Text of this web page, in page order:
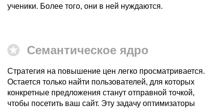
ученики. Более того, они в ней нуждаются.
Семантическое ядро
Стратегия на повышение цен легко просматривается.
Остается только найти пользователей, для которых
конкретные предложения станут отправной точкой,
чтобы посетить ваш сайт. Эту задачу оптимизаторы